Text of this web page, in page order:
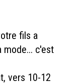
fils a
mode... c'est
vers 10-12